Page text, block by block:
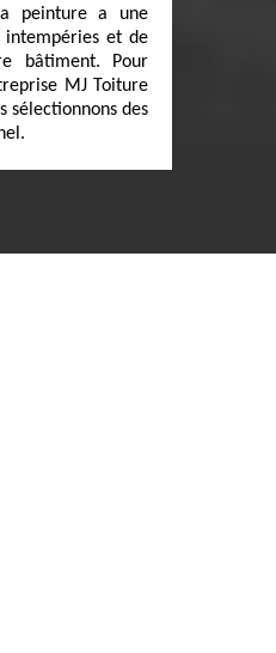
peinture a une
intempéries et de
bâtiment. Pour
MJ Toiture
sélectionnons des